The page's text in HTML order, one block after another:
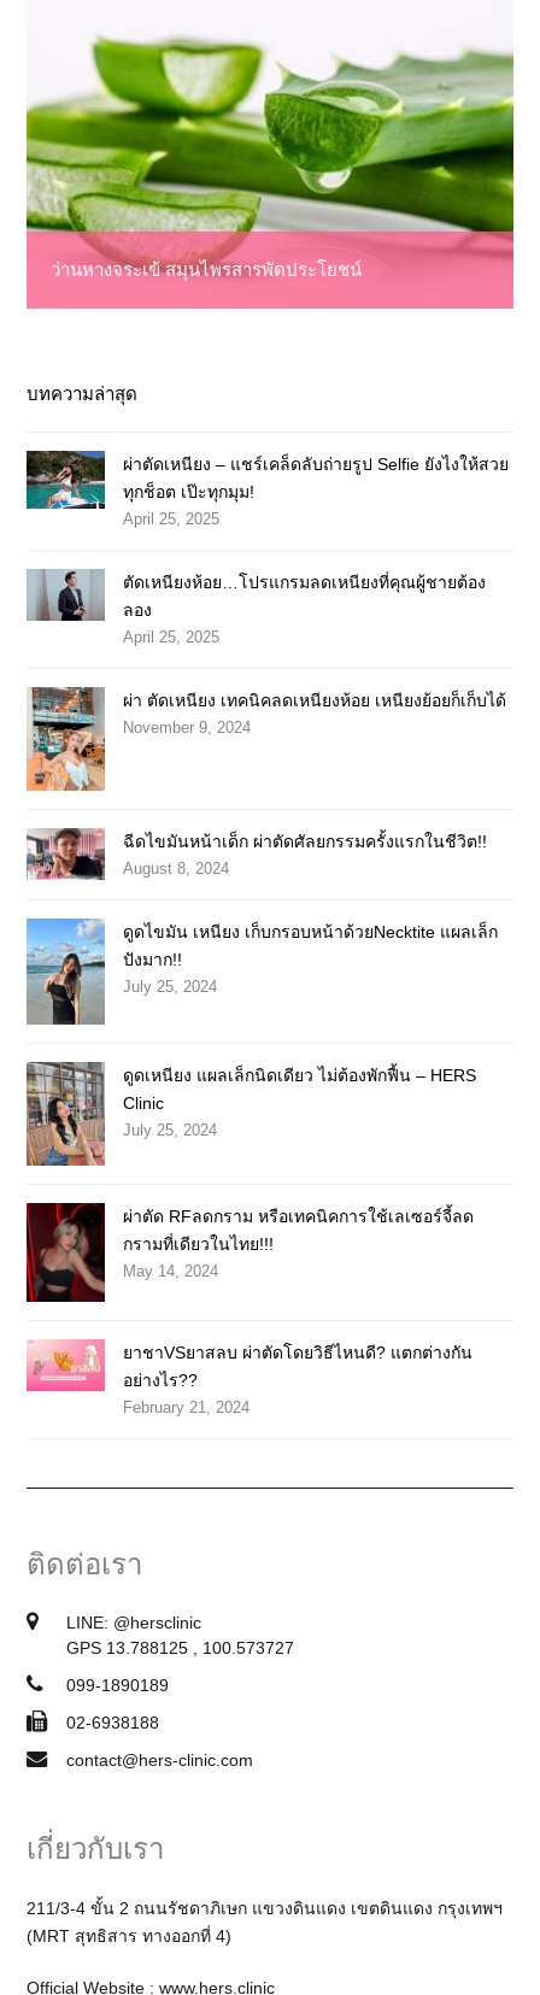
ว่านหางจระเข้ สมุนไพรสารพัดประโยชน์
บทความล่าสุด
ผ่าตัดเหนียง – แชร์เคล็ดลับถ่ายรูป Selfie ยังไงให้สวย
ทุกช็อต เป๊ะทุกมุม!
April 25, 2025
ตัดเหนียงห้อย…โปรแกรมลดเหนียงที่คุณผู้ชายต้อง
ลอง
April 25, 2025
ผ่า ตัดเหนียง เทคนิคลดเหนียงห้อย เหนียงย้อยก็เก็บได้
November 9, 2024
ฉีดไขมันหน้าเด็ก ผ่าตัดศัลยกรรมครั้งแรกในชีวิต!!
August 8, 2024
ดูดไขมัน เหนียง เก็บกรอบหน้าด้วยNecktite แผลเล็ก
ปังมาก!!
July 25, 2024
ดูดเหนียง แผลเล็กนิดเดียว ไม่ต้องพักฟื้น – HERS
Clinic
July 25, 2024
ผ่าตัด RFลดกราม หรือเทคนิคการใช้เลเซอร์จี้ลด
กรามที่เดียวในไทย!!!
May 14, 2024
ยาชาVSยาสลบ ผ่าตัดโดยวิธีไหนดี? แตกต่างกัน
อย่างไร??
February 21, 2024
ติดต่อเรา
LINE: @hersclinic
GPS 13.788125 , 100.573727
099-1890189
02-6938188
contact@hers-clinic.com
เกี่ยวกับเรา
211/3-4 ขั้น 2 ถนนรัชดาภิเษก แขวงดินแดง เขตดินแดง กรุงเทพฯ
(MRT สุทธิสาร ทางออกที่ 4)
Official Website :www.hers.clinic